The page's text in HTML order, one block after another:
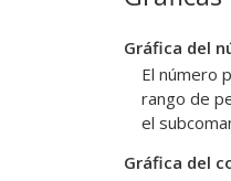
Gráfica del
El número
rango de
el
Gráfica del